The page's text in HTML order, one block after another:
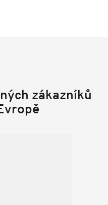
zákazníků